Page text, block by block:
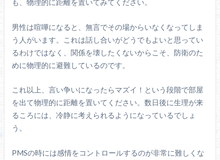
も、物理的に距離を置いてみてください。
男性は喧嘩になると、無言でその場からいなくなってしま
う人がいます。これは話し合いがどうでもよいと思ってい
るわけではなく、関係を壊したくないからこそ、防衛のた
めに物理的に避難しているのです。
これ以上、言い争いになったらマズイ！という段階で部屋
を出て物理的に距離を置いてください。数日後に生理が来
るころには、冷静に考えられるようになっているでしょ
う。
PMSの時には感情をコントロールするのが非常に難しくな